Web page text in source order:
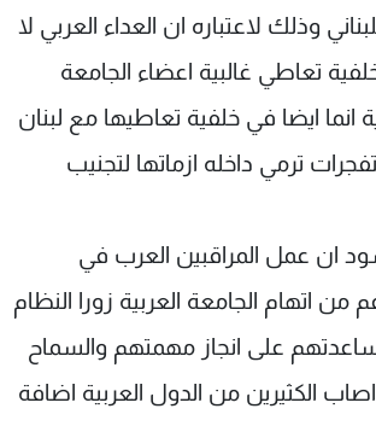
وذلك لاعتباره ان العداء العربي لا
تعاطي غالبية اعضاء الجامعة
انما ايضا في خلفية تعاطيها مع لبنان
ترمي داخله ازماتها لتجنيب
ان عمل المراقبين العرب في
من اتهام الجامعة العربية زورا النظام
على انجاز مهمتهم والسماح
اصاب الكثيرين من الدول العربية اضافة